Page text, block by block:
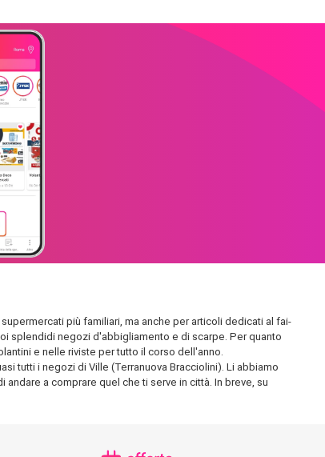
più familiari, ma anche per articoli dedicati al fai-
splendidi negozi d'abbigliamento e di scarpe. Per quanto
e nelle riviste per tutto il corso dell'anno.
tutti i negozi di Ville (Terranuova Bracciolini). Li abbiamo
a comprare quel che ti serve in città. In breve, su